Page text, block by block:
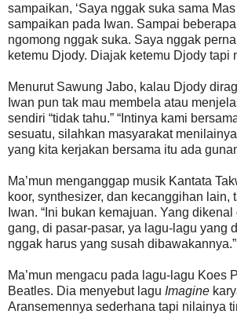
sampaikan, ‘Saya nggak suka sama Mas
sampaikan pada Iwan. Sampai
ngomong nggak suka. Saya nggak
ketemu Djody. Diajak ketemu Djody tapi
Menurut Sawung Jabo, kalau Djody
Iwan pun tak mau membela atau
sendiri “tidak tahu.” “Intinya kami
sesuatu, silahkan masyarakat
yang kita kerjakan bersama itu ada
Ma’mun menganggap musik Kantata
koor, synthesizer, dan kecanggihan lain,
Iwan. “Ini bukan kemajuan. Yang
gang, di pasar-pasar, ya lagu-lagu yang
nggak harus yang susah dibawakannya.”
Ma’mun mengacu pada lagu-lagu Koes
Beatles. Dia menyebut lagu Imagine
Aransemennya sederhana tapi nilainya